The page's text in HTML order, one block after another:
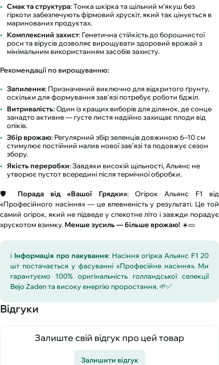
Смак та структура: Тонка шкірка та щільний м’якуш без
гіркоти забезпечують фірмовий хрускіт, який так цінується в
маринованих продуктах.
Комплексний захист: Генетична стійкість до борошнистої
роси та вірусів дозволяє вирощувати здоровий врожай з
мінімальним використанням засобів захисту.
Рекомендації по вирощуванню:
Запилення: Призначений виключно для відкритого ґрунту,
оскільки для формування зав'язі потребує роботи бджіл.
Витривалість: Один із кращих виборів для ділянок, де сонце
занадто активне — густе листя надійно захищає плоди від
опіків.
Збір врожаю: Регулярний збір зеленців довжиною 6–10 см
стимулює постійний налив нової зав’язі та подовжує сезон
збору.
Якість переробки: Завдяки високій щільності, Альянс не
утворює пустот всередині після термічної обробки.
🛡️ Порада від «Вашої Грядки»: Огірок Альянс F1 від
«Професійного насіння» — це впевненість у результаті. Це той
самий огірок, який не підведе у спекотне літо і завжди порадує
хрускотом взимку. Менше зусиль — більше врожаю! ☀️🥒
ℹ️ Інформація про пакування: Насіння огірка Альянс F1 20
шт постачається у фасуванні «Професійне насіння». Ми
гарантуємо 100% оригінальність голландської селекції
Bejo Zaden та високу енергію проростання. 🌱✅
Відгуки
Залиште свій відгук про цей товар
Залишити відгук